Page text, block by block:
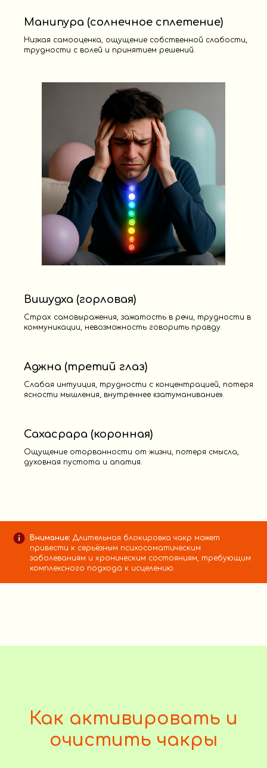
Манипура (солнечное сплетение)
Низкая самооценка, ощущение собственной слабости,
трудности с волей и принятием решений.
Вишудха (горловая)
Страх самовыражения, зажатость в речи, трудности в
коммуникации, невозможность говорить правду.
Аджна (третий глаз)
Слабая интуиция, трудности с концентрацией, потеря
ясности мышления, внутреннее «затуманивание».
Сахасрара (коронная)
Ощущение оторванности от жизни, потеря смысла,
духовная пустота и апатия.
Внимание: Длительная блокировка чакр может
привести к серьёзным психосоматическим
заболеваниям и хроническим состояниям, требующим
комплексного подхода к исцелению.
Как активировать и
очистить чакры